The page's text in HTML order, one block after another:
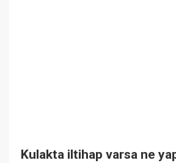
Kulakta iltihap varsa ne